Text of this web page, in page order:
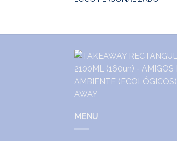
MENU